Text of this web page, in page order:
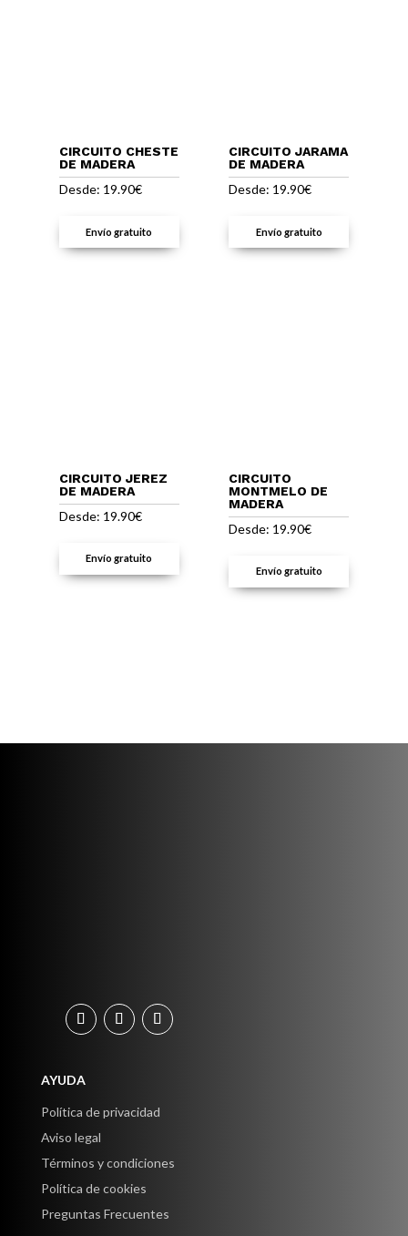
CIRCUITO CHESTE
DE MADERA
Desde: 19.90€
Envío gratuito
CIRCUITO JARAMA
DE MADERA
Desde: 19.90€
Envío gratuito
CIRCUITO JEREZ
DE MADERA
Desde: 19.90€
Envío gratuito
CIRCUITO
MONTMELO DE
MADERA
Desde: 19.90€
Envío gratuito
AYUDA
Política de privacidad
Aviso legal
Términos y condiciones
Política de cookies
Preguntas Frecuentes